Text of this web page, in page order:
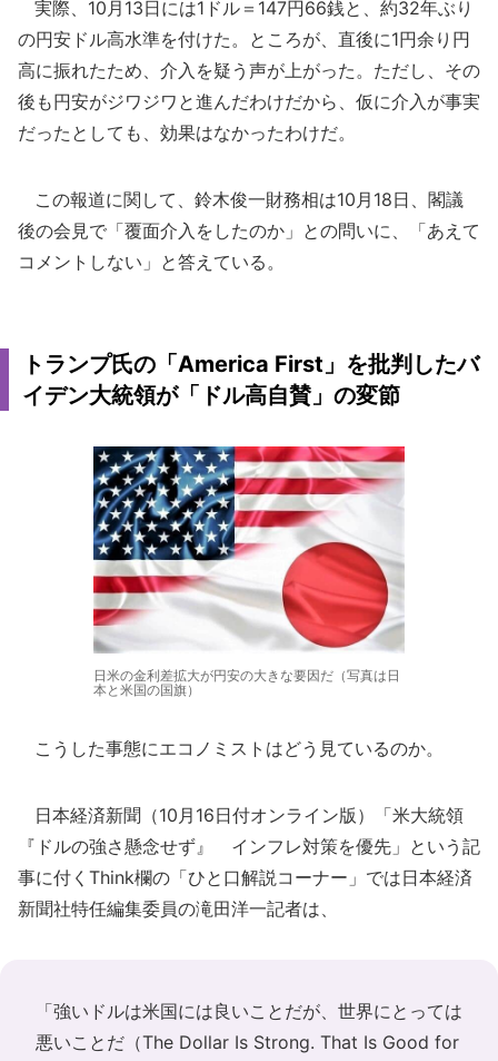
実際、10月13日には1ドル＝147円66銭と、約32年ぶり
の円安ドル高水準を付けた。ところが、直後に1円余り円
高に振れたため、介入を疑う声が上がった。ただし、その
後も円安がジワジワと進んだわけだから、仮に介入が事実
だったとしても、効果はなかったわけだ。
この報道に関して、鈴木俊一財務相は10月18日、閣議
後の会見で「覆面介入をしたのか」との問いに、「あえて
コメントしない」と答えている。
トランプ氏の「America First」を批判したバ
イデン大統領が「ドル高自賛」の変節
日米の金利差拡大が円安の大きな要因だ（写真は日
本と米国の国旗）
こうした事態にエコノミストはどう見ているのか。
日本経済新聞（10月16日付オンライン版）「米大統領
『ドルの強さ懸念せず』 インフレ対策を優先」という記
事に付くThink欄の「ひと口解説コーナー」では日本経済
新聞社特任編集委員の滝田洋一記者は、
「強いドルは米国には良いことだが、世界にとっては
悪いことだ（The Dollar Is Strong. That Is Good for